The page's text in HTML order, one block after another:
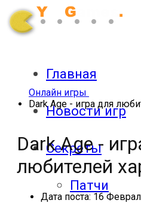
Главная
Новости игр
Секреты
Патчи
Онлайн игры
Dark Age - игра для
Dark Age -
любителей
Дата поста: 16